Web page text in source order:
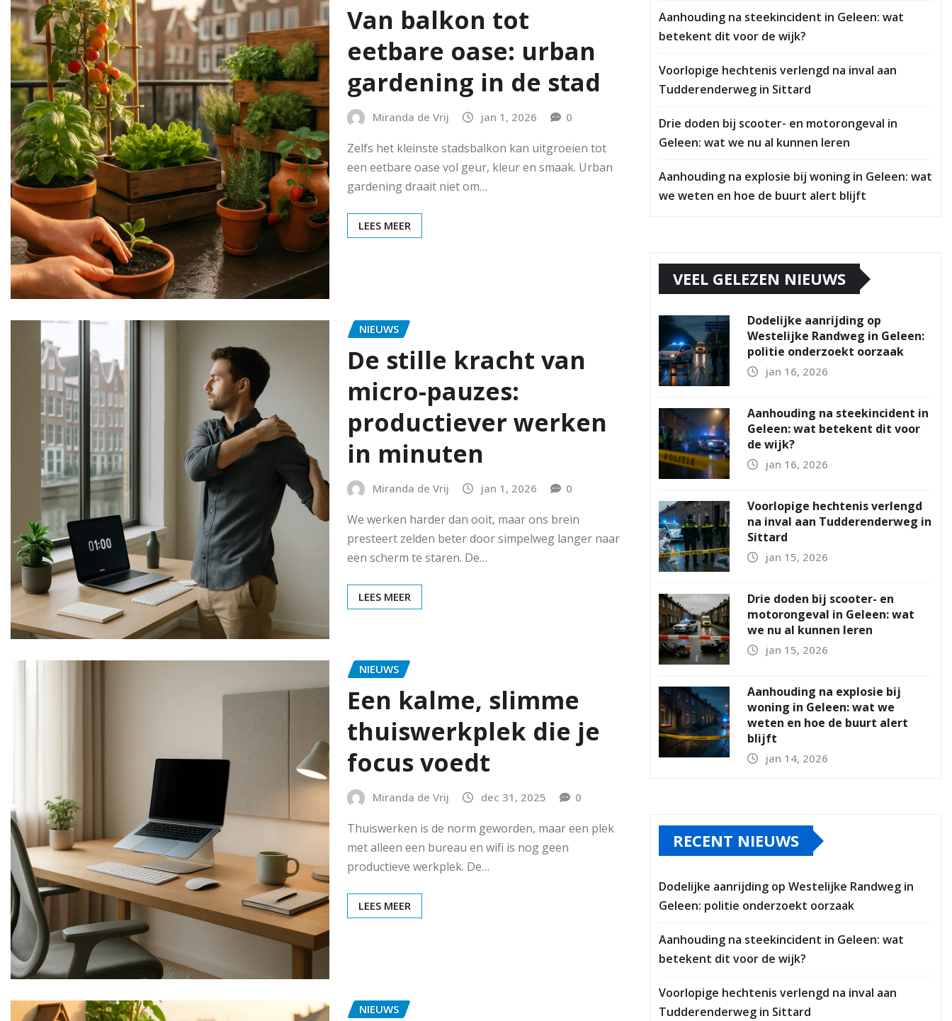
Van balkon tot
eetbare oase: urban
gardening in de stad
Miranda de Vrij jan 1, 2026 0
Zelfs het kleinste stadsbalkon kan uitgroeien tot
een eetbare oase vol geur, kleur en smaak. Urban
gardening draait niet om…
LEES MEER
NIEUWS
De stille kracht van
micro-pauzes:
productiever werken
in minuten
Miranda de Vrij jan 1, 2026 0
We werken harder dan ooit, maar ons brein
presteert zelden beter door simpelweg langer naar
een scherm te staren. De…
LEES MEER
NIEUWS
Een kalme, slimme
thuiswerkplek die je
focus voedt
Miranda de Vrij dec 31, 2025 0
Thuiswerken is de norm geworden, maar een plek
met alleen een bureau en wifi is nog geen
productieve werkplek. De…
LEES MEER
NIEUWS
Aanhouding na steekincident in Geleen: wat
betekent dit voor de wijk?
Voorlopige hechtenis verlengd na inval aan
Tudderenderweg in Sittard
Drie doden bij scooter- en motorongeval in
Geleen: wat we nu al kunnen leren
Aanhouding na explosie bij woning in Geleen: wat
we weten en hoe de buurt alert blijft
VEEL GELEZEN NIEUWS
Dodelijke aanrijding op
Westelijke Randweg in Geleen:
politie onderzoekt oorzaak
jan 16, 2026
Aanhouding na steekincident in
Geleen: wat betekent dit voor
de wijk?
jan 16, 2026
Voorlopige hechtenis verlengd
na inval aan Tudderenderweg in
Sittard
jan 15, 2026
Drie doden bij scooter- en
motorongeval in Geleen: wat
we nu al kunnen leren
jan 15, 2026
Aanhouding na explosie bij
woning in Geleen: wat we
weten en hoe de buurt alert
blijft
jan 14, 2026
RECENT NIEUWS
Dodelijke aanrijding op Westelijke Randweg in
Geleen: politie onderzoekt oorzaak
Aanhouding na steekincident in Geleen: wat
betekent dit voor de wijk?
Voorlopige hechtenis verlengd na inval aan
Tudderenderweg in Sittard